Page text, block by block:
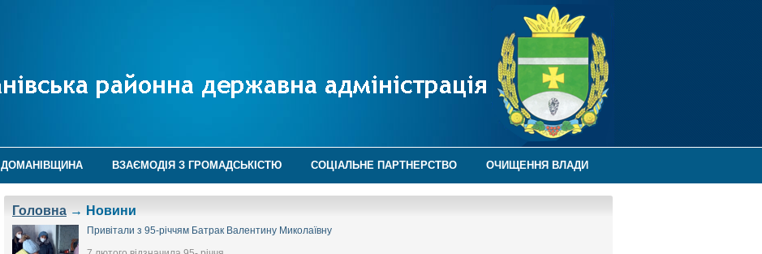
ДОМАНІВЩИНА ВЗАЄМОДІЯ З ГРОМАДСЬКІСТЮ СОЦІАЛЬНЕ ПАРТНЕРСТВО ОЧИЩЕННЯ ВЛАДИ
Головна → Новини
Привітали з 95-річчям Батрак Валентину Миколаївну